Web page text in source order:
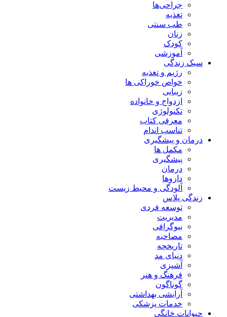
جراحی‌ها
تغذیه
طب سنتی
زنان
کودک
آموزشی
سبک زندگی
رژیم و تغذیه
خواص خوراکی ها
زیبایی
ازدواج و خانواده
تکنولوژی
معرفی کتاب
تناسب اندام
درمان و پیشگیری
مکمل ها
پیشگیری
درمان
داروها
آلودگی و محیط زیست
زندگی پلاس
توسعه فردی
مدیریت
بیوگرافی
مصاحبه
تاریخچه
دنیای مد
آشپزی
فرهنگ و هنر
گوناگون
آرایشی بهداشتی
خدمات پزشکی
حیوانات خانگی